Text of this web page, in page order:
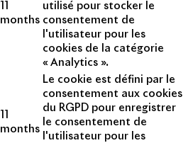
months
utilisé pour stocker le
consentement de
l'utilisateur pour les
cookies de la catégorie
« Analytics ».
months
Le cookie est défini par le
consentement aux cookies
du RGPD pour enregistrer
le consentement de
l'utilisateur pour les